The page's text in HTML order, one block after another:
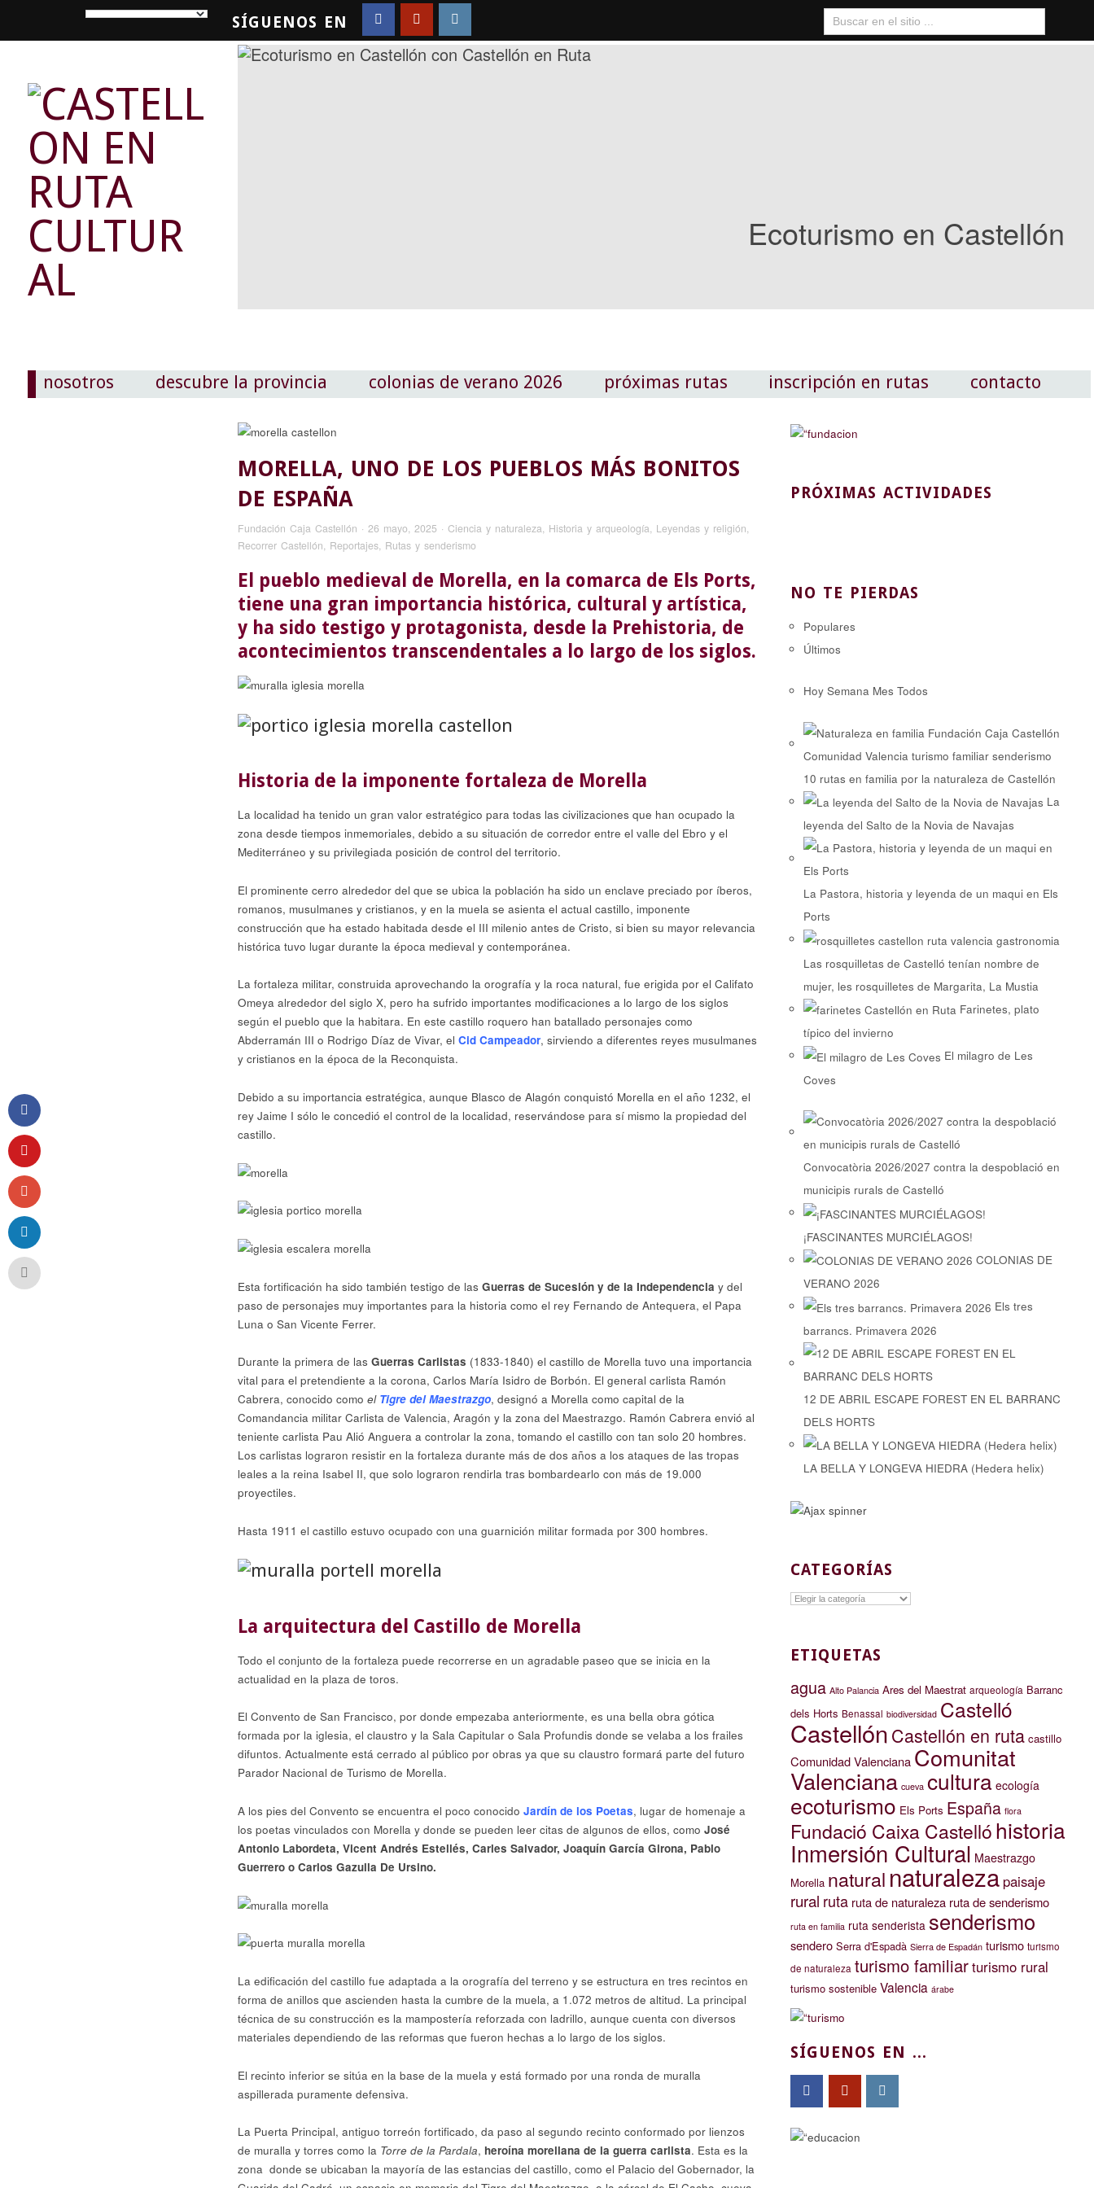
SÍGUENOS EN
Ecoturismo en Castellón
nosotros descubre la provincia colonias de verano 2026 próximas rutas inscripción en rutas contacto
MORELLA, UNO DE LOS PUEBLOS MÁS BONITOS
DE ESPAÑA
Fundación Caja Castellón · 26 mayo, 2025 · Ciencia y naturaleza, Historia y arqueología, Leyendas y religión,
Recorrer Castellón, Reportajes, Rutas y senderismo
El pueblo medieval de Morella, en la comarca de Els Ports,
tiene una gran importancia histórica, cultural y artística,
y ha sido testigo y protagonista, desde la Prehistoria, de
acontecimientos transcendentales a lo largo de los siglos.
Historia de la imponente fortaleza de Morella
La localidad ha tenido un gran valor estratégico para todas las civilizaciones que han ocupado la
zona desde tiempos inmemoriales, debido a su situación de corredor entre el valle del Ebro y el
Mediterráneo y su privilegiada posición de control del territorio.
El prominente cerro alrededor del que se ubica la población ha sido un enclave preciado por íberos,
romanos, musulmanes y cristianos, y en la muela se asienta el actual castillo, imponente
construcción que ha estado habitada desde el III milenio antes de Cristo, si bien su mayor relevancia
histórica tuvo lugar durante la época medieval y contemporánea.
La fortaleza militar, construida aprovechando la orografía y la roca natural, fue erigida por el Califato
Omeya alrededor del siglo X, pero ha sufrido importantes modificaciones a lo largo de los siglos
según el pueblo que la habitara. En este castillo roquero han batallado personajes como
Abderramán III o Rodrigo Díaz de Vivar, el Cid Campeador, sirviendo a diferentes reyes musulmanes
y cristianos en la época de la Reconquista.
Debido a su importancia estratégica, aunque Blasco de Alagón conquistó Morella en el año 1232, el
rey Jaime I sólo le concedió el control de la localidad, reservándose para sí mismo la propiedad del
castillo.
Esta fortificación ha sido también testigo de las Guerras de Sucesión y de la Independencia y del
paso de personajes muy importantes para la historia como el rey Fernando de Antequera, el Papa
Luna o San Vicente Ferrer.
Durante la primera de las Guerras Carlistas (1833-1840) el castillo de Morella tuvo una importancia
vital para el pretendiente a la corona, Carlos María Isidro de Borbón. El general carlista Ramón
Cabrera, conocido como el Tigre del Maestrazgo, designó a Morella como capital de la
Comandancia militar Carlista de Valencia, Aragón y la zona del Maestrazgo. Ramón Cabrera envió al
teniente carlista Pau Alió Anguera a controlar la zona, tomando el castillo con tan solo 20 hombres.
Los carlistas lograron resistir en la fortaleza durante más de dos años a los ataques de las tropas
leales a la reina Isabel II, que solo lograron rendirla tras bombardearlo con más de 19.000
proyectiles.
Hasta 1911 el castillo estuvo ocupado con una guarnición militar formada por 300 hombres.
La arquitectura del Castillo de Morella
Todo el conjunto de la fortaleza puede recorrerse en un agradable paseo que se inicia en la
actualidad en la plaza de toros.
El Convento de San Francisco, por donde empezaba anteriormente, es una bella obra gótica
formada por la iglesia, el claustro y la Sala Capitular o Sala Profundis donde se velaba a los frailes
difuntos. Actualmente está cerrado al público por obras ya que su claustro formará parte del futuro
Parador Nacional de Turismo de Morella.
A los pies del Convento se encuentra el poco conocido Jardín de los Poetas, lugar de homenaje a
los poetas vinculados con Morella y donde se pueden leer citas de algunos de ellos, como José
Antonio Labordeta, Vicent Andrés Estellés, Carles Salvador, Joaquín García Girona, Pablo
Guerrero o Carlos Gazulla De Ursino.
La edificación del castillo fue adaptada a la orografía del terreno y se estructura en tres recintos en
forma de anillos que ascienden hasta la cumbre de la muela, a 1.072 metros de altitud. La principal
técnica de su construcción es la mampostería reforzada con ladrillo, aunque cuenta con diversos
materiales dependiendo de las reformas que fueron hechas a lo largo de los siglos.
El recinto inferior se sitúa en la base de la muela y está formado por una ronda de muralla
aspillerada puramente defensiva.
La Puerta Principal, antiguo torreón fortificado, da paso al segundo recinto conformado por lienzos
de muralla y torres como la Torre de la Pardala, heroína morellana de la guerra carlista. Esta es la
zona donde se ubicaban la mayoría de las estancias del castillo, como el Palacio del Gobernador, la
PRÓXIMAS ACTIVIDADES
NO TE PIERDAS
Populares
Últimos
Hoy Semana Mes Todos
10 rutas en familia por la naturaleza de Castellón
La
leyenda del Salto de la Novia de Navajas
La Pastora, historia y leyenda de un maqui en Els
Ports
Las rosquilletas de Castelló tenían nombre de
mujer, les rosquilletes de Margarita, La Mustia
Farinetes, plato
típico del invierno
El milagro de Les
Coves
Convocatòria 2026/2027 contra la despoblació en
municipis rurals de Castelló
¡FASCINANTES MURCIÉLAGOS!
COLONIAS DE
VERANO 2026
Els tres
barrancs. Primavera 2026
12 DE ABRIL ESCAPE FOREST EN EL BARRANC
DELS HORTS
LA BELLA Y LONGEVA HIEDRA (Hedera helix)
CATEGORÍAS
Categorías
ETIQUETAS
agua Alto Palancia Ares del Maestrat arqueología Barranc
dels Horts Benassal biodiversidad Castelló
CastellónCastellón en ruta castillo
Comunidad Valenciana Comunitat
Valenciana cueva cultura ecología
ecoturismo Els Ports España flora
Fundació Caixa Castellóhistoria
Inmersión Cultural Maestrazgo
Morella natural naturaleza paisaje
rural ruta ruta de naturaleza ruta de senderismo
ruta en familia ruta senderista senderismo
sendero Serra d'Espadà Sierra de Espadán turismo turismo
de naturaleza turismo familiarturismo rural
turismo sostenible Valencia árabe
SÍGUENOS EN ...